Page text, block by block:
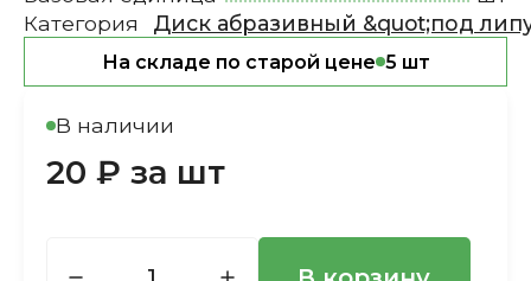
Категория
Диск абразивный &quot;под
На складе по старой цене 5 шт
В наличии
20 ₽ за шт